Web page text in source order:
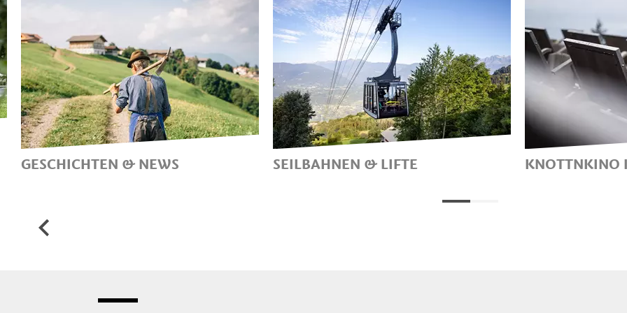
AUS HAFLING, VÖRAN UND
MERAN 2000
GESCHICHTEN & NEWS
IN DIE WANDERREGION
SEILBAHNEN & LIFTE
KNOTTNKINO